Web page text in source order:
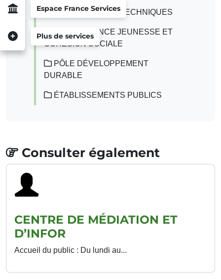
Espace France Services
Plus de services
PÔLE SERVICES TECHNIQUES
PÔLE ENFANCE JEUNESSE ET
COHÉSION SOCIALE
PÔLE DÉVELOPPEMENT
DURABLE
ÉTABLISSEMENTS PUBLICS
Consulter également
CENTRE DE MÉDIATION ET
D’INFOR
Accueil du public : Du lundi au...